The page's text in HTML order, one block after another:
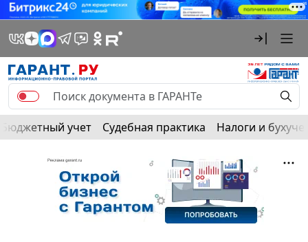
Бюджетный учет Судебная практика Налоги и